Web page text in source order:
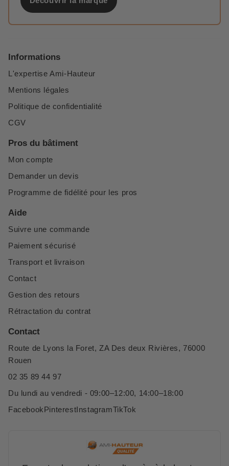
Informations
L'expertise Ami-Hauteur
Mentions légales
Politique de confidentialité
CGV
Pros du bâtiment
Mon compte
Demander un devis
Programme de fidélité pour les pros
Aide
Suivre une commande
Paiement sécurisé
Transport et livraison
Contact
Gestion des retours
Rétractation du contrat
Contact
Route de Lyons la Foret, ZA Des deux Rivières, 76000
Rouen
02 35 89 44 97
Du lundi au vendredi - 09:00–12:00, 14:00–18:00
FacebookPinterestInstagramTikTok